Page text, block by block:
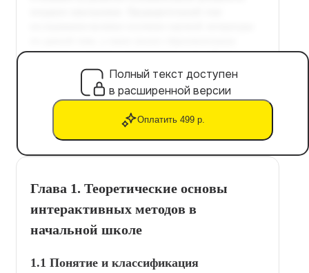
Полный текст доступен
в расширенной версии
Оплатить 499 р.
Глава 1. Теоретические основы
интерактивных методов в
начальной школе
1.1 Понятие и классификация